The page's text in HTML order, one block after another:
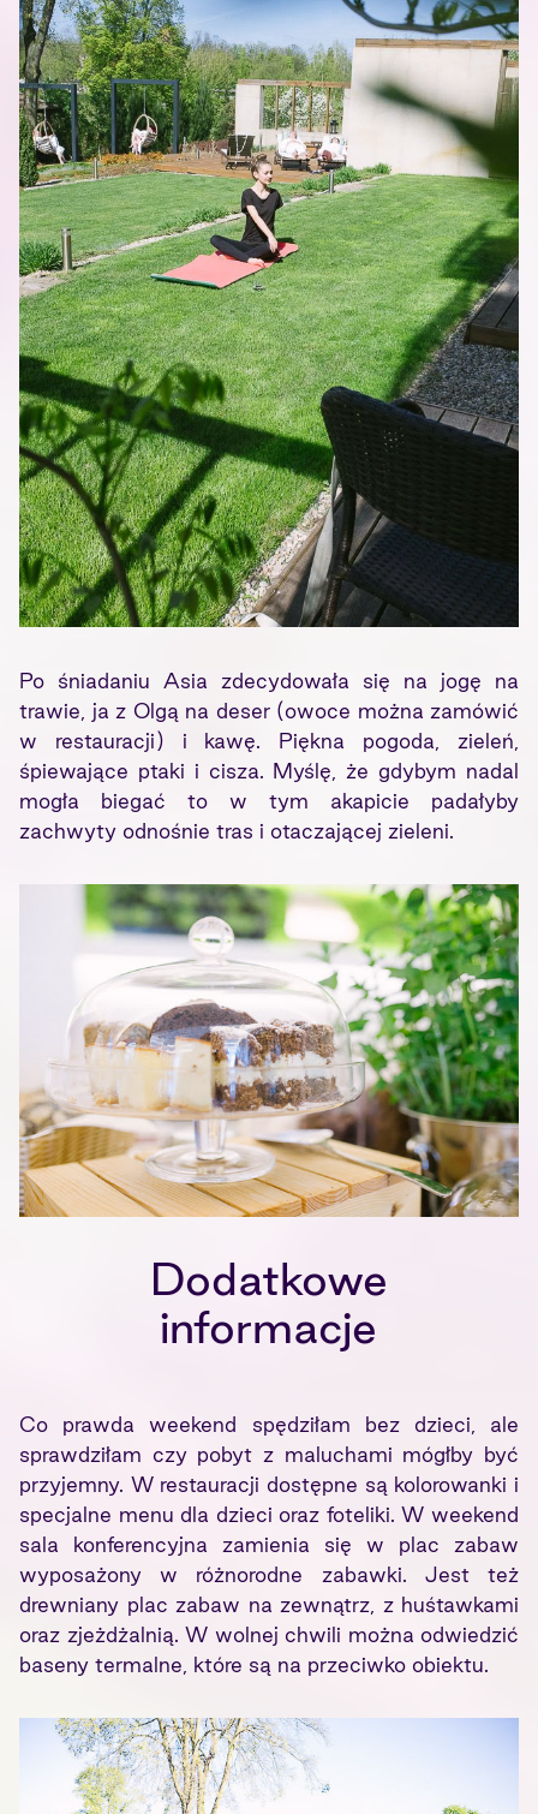
Po śniadaniu Asia zdecydowała się na jogę na
trawie, ja z Olgą na deser (owoce można zamówić
w restauracji) i kawę. Piękna pogoda, zieleń,
śpiewające ptaki i cisza. Myślę, że gdybym nadal
mogła biegać to w tym akapicie padałyby
zachwyty odnośnie tras i otaczającej zieleni.
Dodatkowe
informacje
Co prawda weekend spędziłam bez dzieci, ale
sprawdziłam czy pobyt z maluchami mógłby być
przyjemny. W restauracji dostępne są kolorowanki i
specjalne menu dla dzieci oraz foteliki. W weekend
sala konferencyjna zamienia się w plac zabaw
wyposażony w różnorodne zabawki. Jest też
drewniany plac zabaw na zewnątrz, z huśtawkami
oraz zjeżdżalnią. W wolnej chwili można odwiedzić
baseny termalne, które są na przeciwko obiektu.